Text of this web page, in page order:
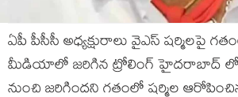
ఏపీ పీసీసీ అధ్యక్షురాలు వైఎస్ షర్మిలపై
మీడియాలో జరిగిన ట్రోలింగ్ హైదరాబాద్ లోని
నుంచి జరిగిందని గతంలో షర్మిల